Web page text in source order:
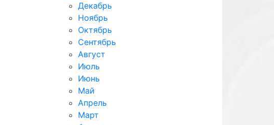
Декабрь
Ноябрь
Октябрь
Сентябрь
Август
Июль
Июнь
Май
Апрель
Март